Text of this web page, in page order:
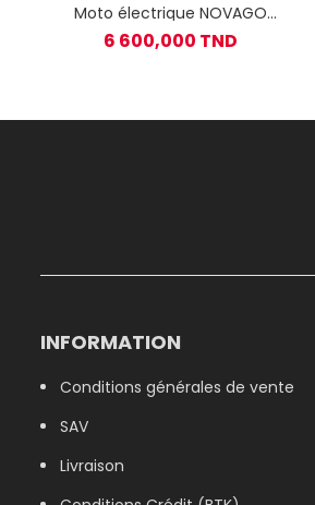
Moto électrique NOVAGO
Tiger 140 - Gris
6 600,000 TND
INFORMATION
Conditions générales de vente
SAV
Livraison